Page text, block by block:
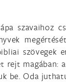
szavaihoz
szövegek
magában:
be. Oda